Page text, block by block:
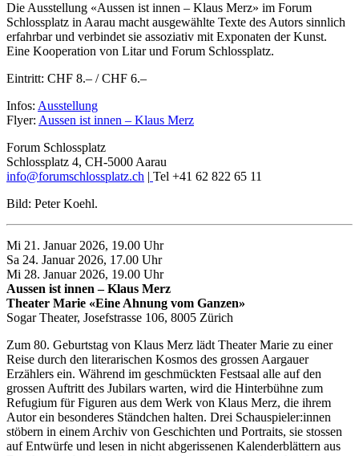
Die Ausstellung «Aussen ist innen – Klaus Merz» im Forum
Schlossplatz in Aarau macht ausgewählte Texte des Autors sinnlich
erfahrbar und verbindet sie assoziativ mit Exponaten der Kunst.
Eine Kooperation von Litar und Forum Schlossplatz.
Eintritt: CHF 8.– / CHF 6.–
Infos: Ausstellung
Flyer: Aussen ist innen – Klaus Merz
Forum Schlossplatz
Schlossplatz 4, CH-5000 Aarau
info@forumschlossplatz.ch | Tel +41 62 822 65 11
Bild: Peter Koehl.
Mi 21. Januar 2026, 19.00 Uhr
Sa 24. Januar 2026, 17.00 Uhr
Mi 28. Januar 2026, 19.00 Uhr
Aussen ist innen – Klaus Merz
Theater Marie «Eine Ahnung vom Ganzen»
Sogar Theater, Josefstrasse 106, 8005 Zürich
Zum 80. Geburtstag von Klaus Merz lädt Theater Marie zu einer
Reise durch den literarischen Kosmos des grossen Aargauer
Erzählers ein. Während im geschmückten Festsaal alle auf den
grossen Auftritt des Jubilars warten, wird die Hinterbühne zum
Refugium für Figuren aus dem Werk von Klaus Merz, die ihrem
Autor ein besonderes Ständchen halten. Drei Schauspieler:innen
stöbern in einem Archiv von Geschichten und Portraits, sie stossen
auf Entwürfe und lesen in nicht abgerissenen Kalenderblättern aus